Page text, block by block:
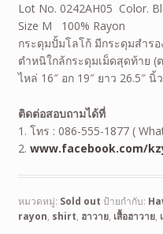
Lot No. 0242AH05 Color.
Size M 100% Rayon
กระดุมปั้มโลโก้ มีกระดุมสำรอ
ตำหนิใกล้กระดุมเม็ดสุดท้าย (
ไหล่ 16″ อก 19″ ยาว 26.5″ นิ้ว
ติดต่อสอบถามได้ที่
1. โทร : 086-555-1877 (
2. www.facebook.com/
หมวดหมู่: Sold out ป้ายกำกับ:
rayon, shirt, ฮาวาย, เสื้อฮาวาย,